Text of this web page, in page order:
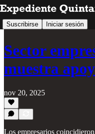
Suscribirse Iniciar sesión
Sector
muestra
nov 20, 2025
Los empresarios